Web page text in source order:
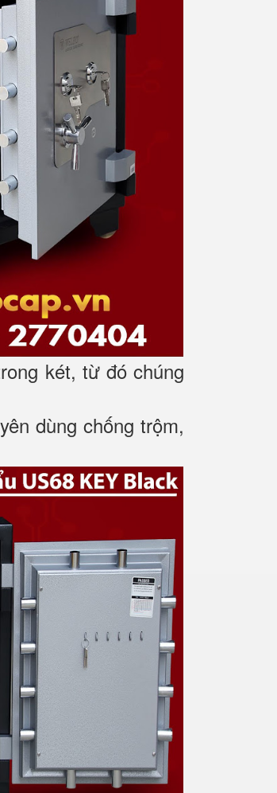
két, từ đó chúng
dùng chống trộm,